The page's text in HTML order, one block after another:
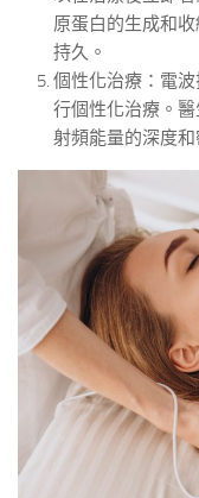
原蛋白的生成和
持久。
個性化治療：電
行個性化治療。
射頻能量的深度